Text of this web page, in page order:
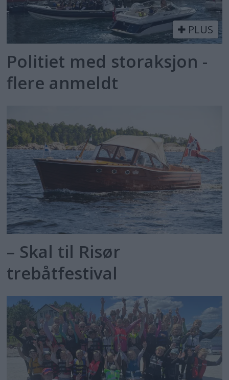
PLUS
Politiet med storaksjon -
flere anmeldt
– Skal til Risør
trebåtfestival